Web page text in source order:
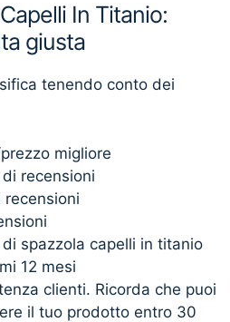
In Titanio:
giusta
tenendo conto dei
migliore
recensioni
spazzola capelli in titanio
12 mesi
clienti. Ricorda che puoi
il tuo prodotto entro 30